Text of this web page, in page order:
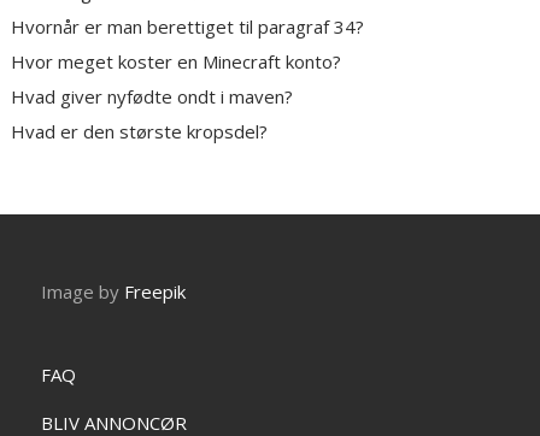
Hvornår er man berettiget til paragraf 34?
Hvor meget koster en Minecraft konto?
Hvad giver nyfødte ondt i maven?
Hvad er den største kropsdel?
Image by Freepik
FAQ
BLIV ANNONCØR